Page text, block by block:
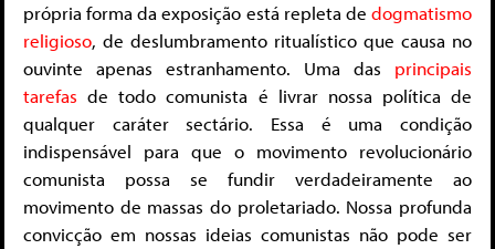
própria forma da exposição está repleta de dogmatismo
religioso, de deslumbramento ritualístico que causa no
ouvinte apenas estranhamento. Uma das principais
tarefas de todo comunista é livrar nossa política de
qualquer caráter sectário. Essa é uma condição
indispensável para que o movimento revolucionário
comunista possa se fundir verdadeiramente ao
movimento de massas do proletariado. Nossa profunda
convicção em nossas ideias comunistas não pode ser